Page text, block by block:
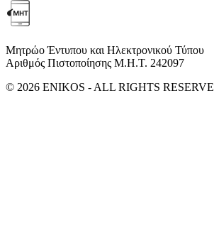
Μητρώο Έντυπου και Ηλεκτρονικού Τύπου
Αριθμός Πιστοποίησης Μ.Η.Τ. 242097
© 2026 ENIKOS - ALL RIGHTS